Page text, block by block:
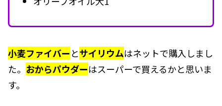
小麦ファイバーとサイリウムはネットで購入しまし
た。 おからパウダーはスーパーで買えるかと思いま
す。